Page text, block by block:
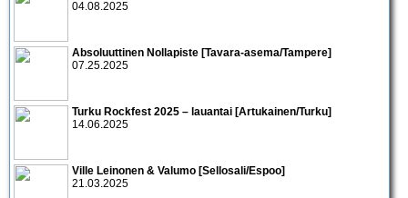
04.08.2025
Absoluuttinen Nollapiste [Tavara-asema/Tampere]
07.25.2025
Turku Rockfest 2025 – lauantai [Artukainen/Turku]
14.06.2025
Ville Leinonen & Valumo [Sellosali/Espoo]
21.03.2025